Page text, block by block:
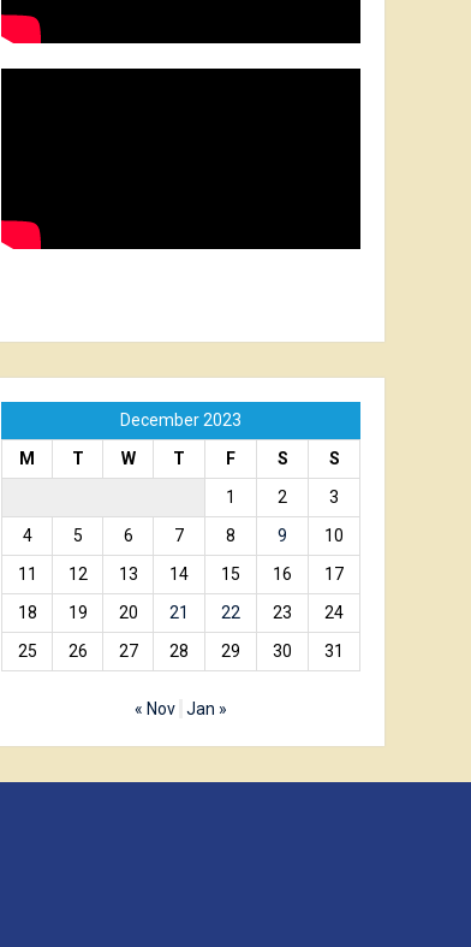
December 2023
M
T W T F S
S
1
2
3
4
5 6 7 8 9
10
11
12 13 14 15 16
17
18
19 20 21 22 23
24
25
26 27 28 29 30 31
« Nov Jan »